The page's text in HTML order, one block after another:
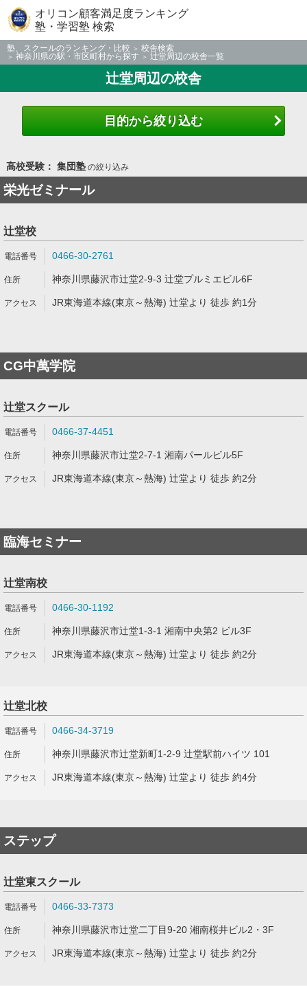
オリコン顧客満足度ランキング
塾・学習塾 検索
塾、スクールのランキング・比較
校舎検索
神奈川県の駅・市区町村から探す
辻堂周辺の校舎一覧
辻堂周辺の校舎
目的から絞り込む
高校受験： 集団塾の絞り込み
栄光ゼミナール
辻堂校
0466-30-2761
神奈川県藤沢市辻堂2-9-3 辻堂プルミエビル6F
JR東海道本線(東京～熱海) 辻堂より 徒歩 約1分
CG中萬学院
辻堂スクール
0466-37-4451
神奈川県藤沢市辻堂2-7-1 湘南パールビル5F
JR東海道本線(東京～熱海) 辻堂より 徒歩 約2分
臨海セミナー
辻堂南校
0466-30-1192
神奈川県藤沢市辻堂1-3-1 湘南中央第2 ビル3F
JR東海道本線(東京～熱海) 辻堂より 徒歩 約2分
辻堂北校
0466-34-3719
神奈川県藤沢市辻堂新町1-2-9 辻堂駅前ハイツ 101
JR東海道本線(東京～熱海) 辻堂より 徒歩 約4分
ステップ
辻堂東スクール
0466-33-7373
神奈川県藤沢市辻堂二丁目9-20 湘南桜井ビル2・3F
JR東海道本線(東京～熱海) 辻堂より 徒歩 約2分